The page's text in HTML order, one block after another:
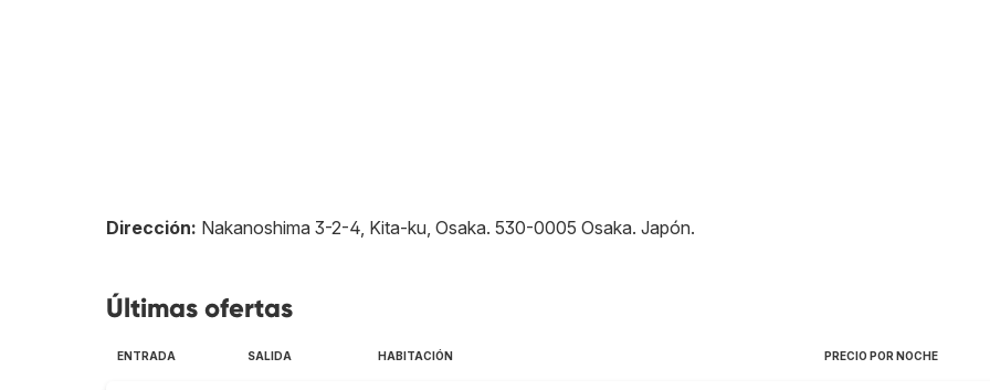
Dirección: Nakanoshima 3-2-4, Kita-ku, Osaka. 530-0005 Osaka. Japón.
Últimas ofertas
ENTRADA SALIDA HABITACIÓN PRECIO POR NOCHE